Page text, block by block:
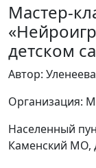
Мастер-
детском
Автор:
Организация:
Населенный
Каменский МО,